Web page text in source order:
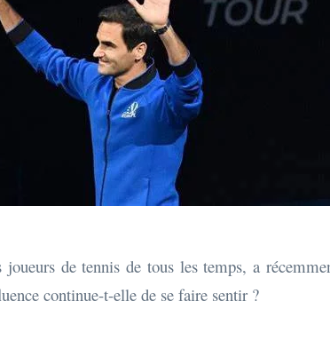
de tennis de tous les temps, a
continue-t-elle de se faire sentir ?